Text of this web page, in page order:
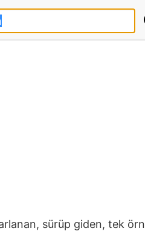
sürüp giden, tek